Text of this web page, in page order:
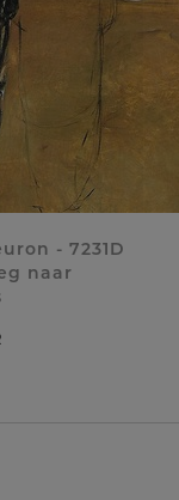
- 7231D
naar